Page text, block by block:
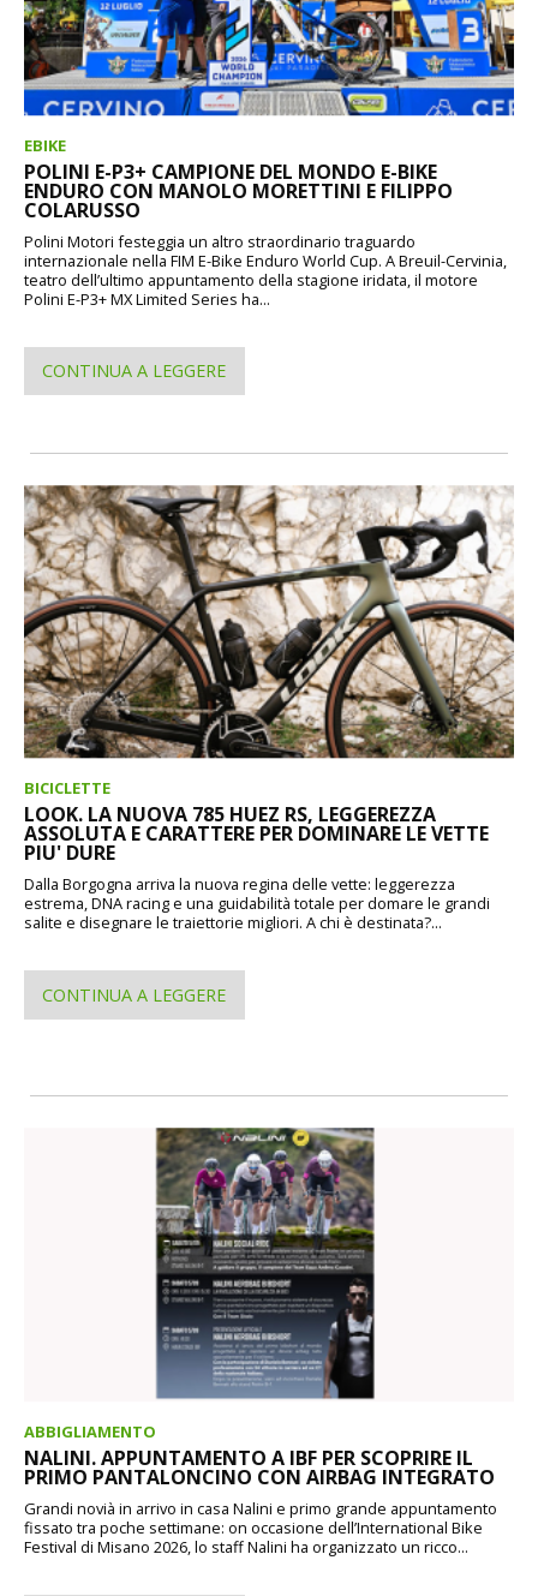
EBIKE
POLINI E-P3+ CAMPIONE DEL MONDO E-BIKE
ENDURO CON MANOLO MORETTINI E FILIPPO
COLARUSSO
Polini Motori festeggia un altro straordinario traguardo
internazionale nella FIM E-Bike Enduro World Cup. A Breuil-Cervinia,
teatro dell’ultimo appuntamento della stagione iridata, il motore
Polini E-P3+ MX Limited Series ha...
CONTINUA A LEGGERE
BICICLETTE
LOOK. LA NUOVA 785 HUEZ RS, LEGGEREZZA
ASSOLUTA E CARATTERE PER DOMINARE LE VETTE
PIU' DURE
Dalla Borgogna arriva la nuova regina delle vette: leggerezza
estrema, DNA racing e una guidabilità totale per domare le grandi
salite e disegnare le traiettorie migliori. A chi è destinata?...
CONTINUA A LEGGERE
ABBIGLIAMENTO
NALINI. APPUNTAMENTO A IBF PER SCOPRIRE IL
PRIMO PANTALONCINO CON AIRBAG INTEGRATO
Grandi novià in arrivo in casa Nalini e primo grande appuntamento
fissato tra poche settimane: on occasione dell’International Bike
Festival di Misano 2026, lo staff Nalini ha organizzato un ricco...